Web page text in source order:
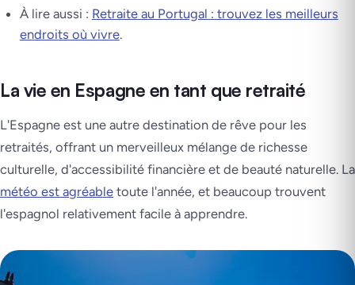
À lire aussi : Retraite au Portugal : trouvez les meilleurs
endroits où vivre.
La vie en Espagne en tant que retraité
L'Espagne est une autre destination de rêve pour les
retraités, offrant un merveilleux mélange de richesse
culturelle, d'accessibilité financière et de beauté naturelle. La
météo est agréable toute l'année, et beaucoup trouvent
l'espagnol relativement facile à apprendre.